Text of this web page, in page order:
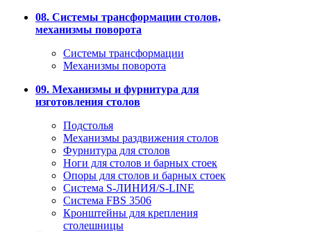
08. Системы трансформации столов,
механизмы поворота
Системы трансформации
Механизмы поворота
09. Механизмы и фурнитура для
изготовления столов
Подстолья
Механизмы раздвижения столов
Фурнитура для столов
Ноги для столов и барных стоек
Опоры для столов и барных стоек
Система S-ЛИНИЯ/S-LINE
Система FBS 3506
Кронштейны для крепления
столешницы